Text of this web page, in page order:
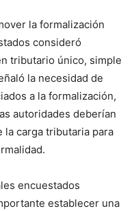
la formalización
consideró
tributario único, simple
la necesidad de
a la formalización,
autoridades deberían
la carga tributaria para
encuestados
establecer una